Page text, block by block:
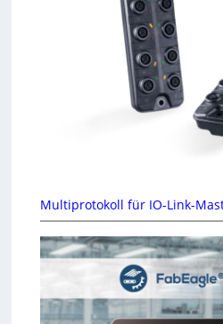
Multiprotokoll für IO-Link-